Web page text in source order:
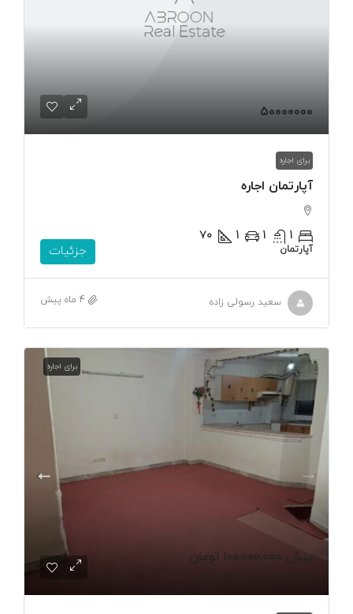
۵۰۰۰۰۰۰۰
برای اجاره
آپارتمان اجاره
1
1
1 ۷۰
آپارتمان جزئیات
سعید رسولی زاده 4 ماه پیش
برای اجاره
پیش 100,000,000 تومان